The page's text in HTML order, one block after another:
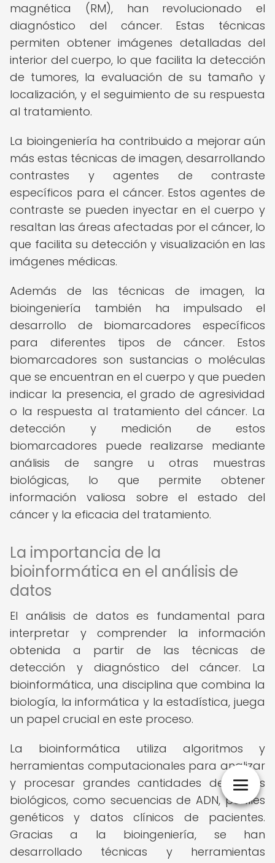
magnética (RM), han revolucionado el
diagnóstico del cáncer. Estas técnicas
permiten obtener imágenes detalladas del
interior del cuerpo, lo que facilita la detección
de tumores, la evaluación de su tamaño y
localización, y el seguimiento de su respuesta
al tratamiento.
La bioingeniería ha contribuido a mejorar aún
más estas técnicas de imagen, desarrollando
contrastes y agentes de contraste
específicos para el cáncer. Estos agentes de
contraste se pueden inyectar en el cuerpo y
resaltan las áreas afectadas por el cáncer, lo
que facilita su detección y visualización en las
imágenes médicas.
Además de las técnicas de imagen, la
bioingeniería también ha impulsado el
desarrollo de biomarcadores específicos
para diferentes tipos de cáncer. Estos
biomarcadores son sustancias o moléculas
que se encuentran en el cuerpo y que pueden
indicar la presencia, el grado de agresividad
o la respuesta al tratamiento del cáncer. La
detección y medición de estos
biomarcadores puede realizarse mediante
análisis de sangre u otras muestras
biológicas, lo que permite obtener
información valiosa sobre el estado del
cáncer y la eficacia del tratamiento.
La importancia de la
bioinformática en el análisis de
datos
El análisis de datos es fundamental para
interpretar y comprender la información
obtenida a partir de las técnicas de
detección y diagnóstico del cáncer. La
bioinformática, una disciplina que combina la
biología, la informática y la estadística, juega
un papel crucial en este proceso.
La bioinformática utiliza algoritmos y
herramientas computacionales para analizar
y procesar grandes cantidades de datos
biológicos, como secuencias de ADN, perfiles
genéticos y datos clínicos de pacientes.
Gracias a la bioingeniería, se han
desarrollado técnicas y herramientas